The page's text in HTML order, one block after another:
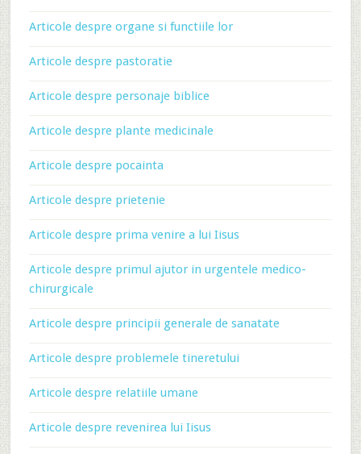
Articole despre organe si functiile lor
Articole despre pastoratie
Articole despre personaje biblice
Articole despre plante medicinale
Articole despre pocainta
Articole despre prietenie
Articole despre prima venire a lui Iisus
Articole despre primul ajutor in urgentele medico-
chirurgicale
Articole despre principii generale de sanatate
Articole despre problemele tineretului
Articole despre relatiile umane
Articole despre revenirea lui Iisus